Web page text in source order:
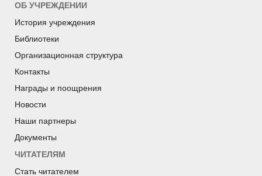
ОБ УЧРЕЖДЕНИИ
История учреждения
Библиотеки
Организационная структура
Контакты
Награды и поощрения
Новости
Наши партнеры
Документы
ЧИТАТЕЛЯМ
Стать читателем